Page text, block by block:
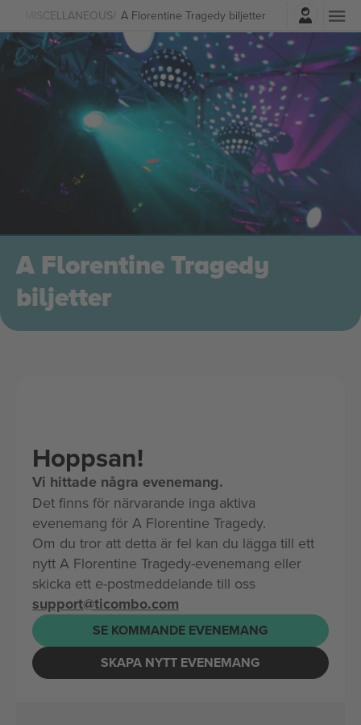
MISCELLANEOUS A Florentine Tragedy biljetter
Logga in
A Florentine Tragedy
biljetter
Hoppsan!
Vi hittade några evenemang.
Det finns för närvarande inga aktiva
evenemang för A Florentine Tragedy.
Om du tror att detta är fel kan du lägga till ett
nytt A Florentine Tragedy-evenemang eller
skicka ett e-postmeddelande till oss
support@ticombo.com
SE KOMMANDE EVENEMANG
SKAPA NYTT EVENEMANG